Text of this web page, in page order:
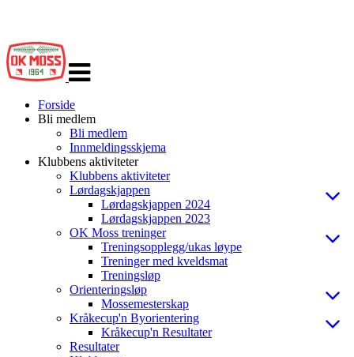
navigasjon
Forside
Bli medlem
Bli medlem
Innmeldingsskjema
Klubbens aktiviteter
Klubbens aktiviteter
Lørdagskjappen
Lørdagskjappen 2024
Lørdagskjappen 2023
OK Moss treninger
Treningsopplegg/ukas løype
Treninger med kveldsmat
Treningsløp
Orienteringsløp
Mossemesterskap
Kråkecup'n Byorientering
Kråkecup'n Resultater
Resultater